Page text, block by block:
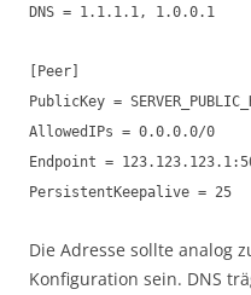
DNS = 1.1.1.1, 1.0.0.1
[Peer]
PublicKey =
AllowedIPs = 0.0.0.0/0
Endpoint =
PersistentKeepalive = 25
Die Adresse sollte analog
Konfiguration sein. DNS